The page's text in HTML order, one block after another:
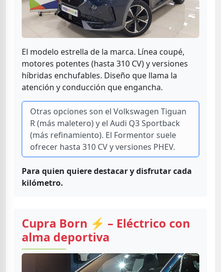
El modelo estrella de la marca. Línea coupé,
motores potentes (hasta 310 CV) y versiones
híbridas enchufables. Diseño que llama la
atención y conducción que engancha.
Otras opciones son el Volkswagen Tiguan
R (más maletero) y el Audi Q3 Sportback
(más refinamiento). El Formentor suele
ofrecer hasta 310 CV y versiones PHEV.
Para quien quiere destacar y disfrutar cada
kilómetro.
Cupra Born ⚡ – Eléctrico con
alma deportiva